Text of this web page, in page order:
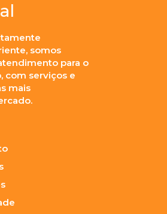
somos
para o
com serviços e
mais